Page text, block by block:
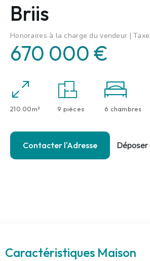
Briis
Honoraires à la charge du vendeur |
670 000 €
210.00m² 9 pièces 6 chambres
Contacter l'Adresse Déposer
Caractéristiques Maison